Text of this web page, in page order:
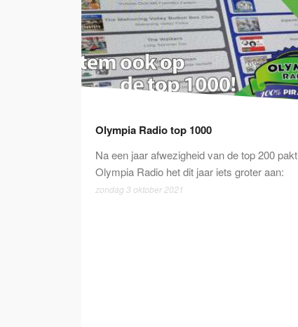
Olympia Radio top 1000
Na een jaar afwezigheid van de top 200 pakt
Olympia Radio het dit jaar iets groter aan:
zondag 3 oktober 2021